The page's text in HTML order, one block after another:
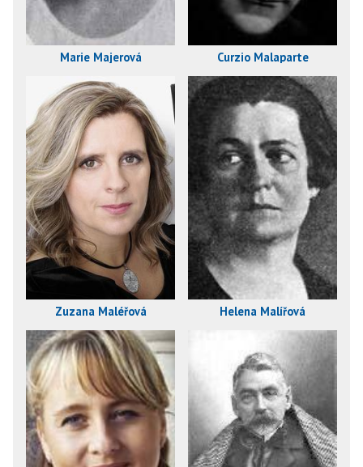
Marie Majerová Curzio Malaparte
Zuzana Maléřová Helena Malířová